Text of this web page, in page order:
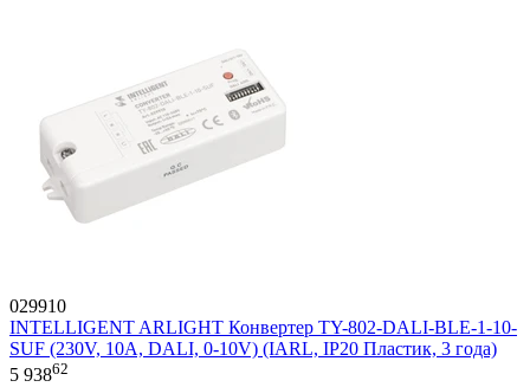
029910
INTELLIGENT ARLIGHT Конвертер TY-802-DALI-BLE-1-10-
SUF (230V, 10A, DALI, 0-10V) (IARL, IP20 Пластик, 3 года)
5 93862